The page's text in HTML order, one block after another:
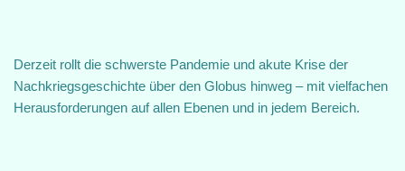
Derzeit rollt die schwerste Pandemie und akute Krise der
Nachkriegsgeschichte über den Globus hinweg – mit vielfachen
Herausforderungen auf allen Ebenen und in jedem Bereich.